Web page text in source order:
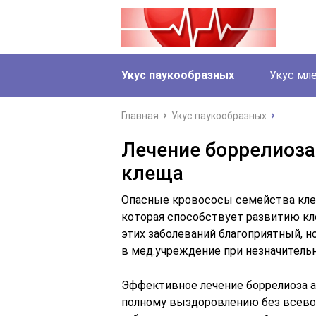
Укус паукообразных Укус
Главная Укус паукообразных
Лечение
клеща
Опасные кровососы семейства
которая способствует развитию
этих заболеваний благоприятный,
в мед.учреждение при
Эффективное лечение боррелиоза
полному выздоровлению без